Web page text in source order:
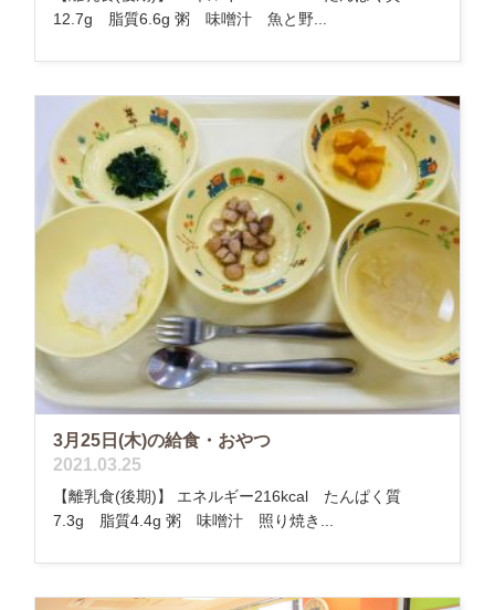
12.7g 脂質6.6g 粥 味噌汁 魚と野...
3月25日(木)の給食・おやつ
2021.03.25
【離乳食(後期)】 エネルギー216kcal たんぱく質
7.3g 脂質4.4g 粥 味噌汁 照り焼き...